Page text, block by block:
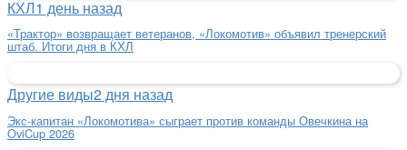
КХЛ1 день назад
«Трактор» возвращает ветеранов, «Локомотив» объявил тренерский
штаб. Итоги дня в КХЛ
Другие виды2 дня назад
Экс-капитан «Локомотива» сыграет против команды Овечкина на
OviCup 2026